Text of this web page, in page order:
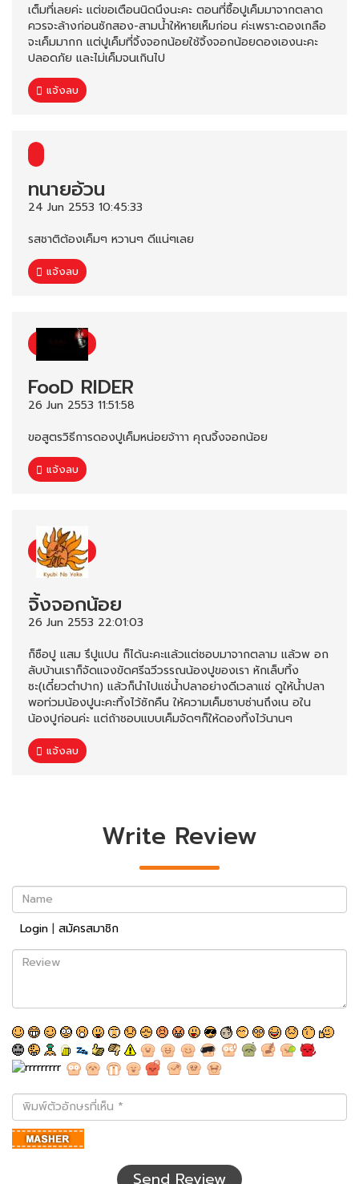
เต็มที่เลยค่ะ แต่ขอเตือนนิดนึงนะคะ ตอนที่ซื้อปูเค็มมาจากตลาด
ควรจะล้างก่อนซักสอง-สามน้ำให้หายเห็มก่อน ค่ะเพราะดองเกลือ
จะเค็มมากก แต่ปูเค็มที่จิ้งจอกน้อยใช้จิ้งจอกน้อยดองเองนะคะ
ปลอดภัย และไม่เค็มจนเกินไป
แจ้งลบ
ทนายอ้วน
24 Jun 2553 10:45:33
รสชาติต้องเค็มๆ หวานๆ ดีแน่ๆเลย
แจ้งลบ
FooD RIDER
26 Jun 2553 11:51:58
ขอสูตรวิธีการดองปูเค็มหน่อยจ้าาา คุณจิ้งจอกน้อย
แจ้งลบ
จิ้งจอกน้อย
26 Jun 2553 22:01:03
ก็ซือปู แสม รึปูแปน ก็ได้นะคะแล้วแต่ชอบมาจากตลาม แล้วพ อก
ลับบ้านเราก็จัดแจงขัดศรีฉวีวรรณน้องปูของเรา หักเล็บทิ้ง
ซะ(เดี๋ยวตำปาก) แล้วก็นำไปแช่น้ำปลาอย่างดีเวลาแช่ ดูให้น้ำปลา
พอท่วมน้องปูนะคะทิ้งไว้ซักคืน ให้ความเค็มซาบซ่านถึงเน อใน
น้องปูก่อนค่ะ แต่ถ้าชอบแบบเค็มจัดๆก็ให้ดองทิ้งไว้นานๆ
แจ้งลบ
Write Review
Name
Login | สมัครสมาชิก
Review
พิมพ์
ตัว
อักษร
ที่
Send Review